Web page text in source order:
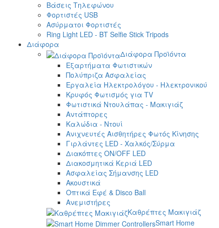
Βάσεις Τηλεφώνου
Φορτιστές USB
Ασύρματοι Φορτιστές
Ring Light LED - BT Selfie Stick Tripods
Διάφορα
Διάφορα Προϊόντα
Εξαρτήματα Φωτιστικών
Πολύπριζα Ασφαλείας
Εργαλεία Ηλεκτρολόγου - Ηλεκτρονικού
Κρυφός Φωτισμός για TV
Φωτιστικά Ντουλάπας - Μακιγιάζ
Αντάπτορες
Καλώδια - Ντουί
Ανιχνευτές Αισθητήρες Φωτός Κίνησης
Γιρλάντες LED - Χαλκός/Σύρμα
Διακόπτες ON/OFF LED
Διακοσμητικά Κεριά LED
Ασφαλείας Σήμανσης LED
Ακουστικά
Οπτικά Εφέ & Disco Ball
Ανεμιστήρες
Καθρέπτες Μακιγιάζ
Smart Home